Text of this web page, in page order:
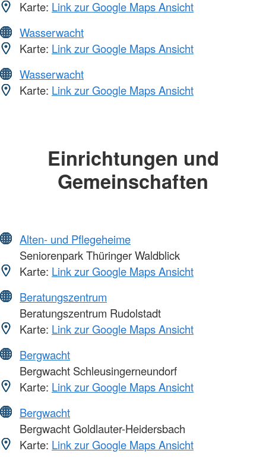
Karte: Link zur Google Maps Ansicht
Wasserwacht
Karte: Link zur Google Maps Ansicht
Wasserwacht
Karte: Link zur Google Maps Ansicht
Einrichtungen und
Gemeinschaften
Alten- und Pflegeheime
Seniorenpark Thüringer Waldblick
Karte: Link zur Google Maps Ansicht
Beratungszentrum
Beratungszentrum Rudolstadt
Karte: Link zur Google Maps Ansicht
Bergwacht
Bergwacht Schleusingerneundorf
Karte: Link zur Google Maps Ansicht
Bergwacht
Bergwacht Goldlauter-Heidersbach
Karte: Link zur Google Maps Ansicht